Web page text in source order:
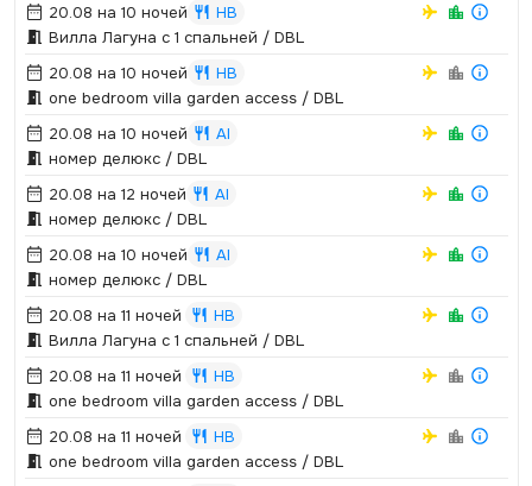
20.08 на 10 ночей
HB
Вилла Лагуна с 1 спальней / DBL
20.08 на 10 ночей
HB
one bedroom villa garden access / DBL
20.08 на 10 ночей
AI
номер делюкс / DBL
20.08 на 12 ночей
AI
номер делюкс / DBL
20.08 на 10 ночей
AI
номер делюкс / DBL
20.08 на 11 ночей
HB
Вилла Лагуна с 1 спальней / DBL
20.08 на 11 ночей
HB
one bedroom villa garden access / DBL
20.08 на 11 ночей
HB
one bedroom villa garden access / DBL